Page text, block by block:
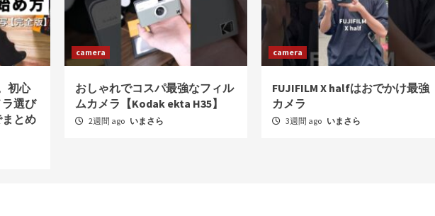
初心
選び
とめ
camera
おしゃれでコスパ最強なフィル
ムカメラ【Kodak ekta H35】
2週間 ago いまさら
camera
FUJIFILM X halfはおでかけ最強
カメラ
3週間 ago いまさら